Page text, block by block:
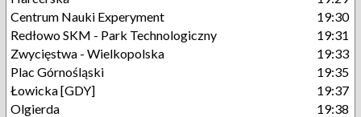
Centrum Nauki Experyment
19:30
Redłowo SKM - Park Technologiczny
19:31
Zwycięstwa - Wielkopolska
19:33
Plac Górnośląski
19:35
Łowicka [GDY]
19:37
Olgierda
19:38